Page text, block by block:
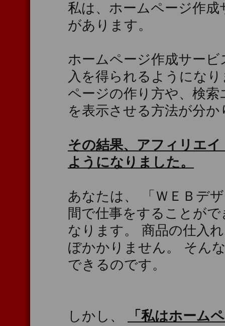
私は、ホームページ作
があります。
ホームページ作成サー
入を得られるようにな
ページの作り方や、検
を表示させる方法が分
その結果、アフィリエ
ようになりました。
あなたは、 「ＷＥＢデ
間で仕事をすることが
なります。 商品の仕入
ぼかかりません。 そん
できるのです。
しかし、
「私はホーム